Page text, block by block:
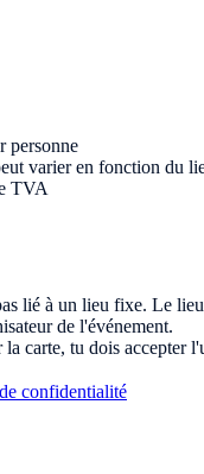
personne
varier en fonction du
TVA
lié à un lieu fixe. Le
de l'événement.
carte, tu dois accepter
confidentialité